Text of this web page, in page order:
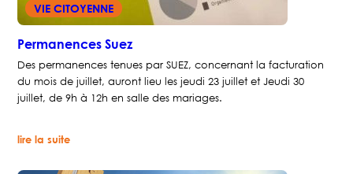
VIE CITOYENNE
Permanences Suez
Des permanences tenues par SUEZ, concernant la facturation
du mois de juillet, auront lieu les jeudi 23 juillet et Jeudi 30
juillet, de 9h à 12h en salle des mariages.
lire la suite: